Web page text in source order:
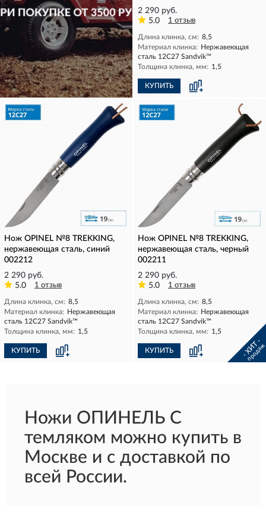
КУПИТЬ
2 290 руб.
5.0
1 отзыв
Длина клинка, см: 8,5
Материал клинка: Нержавеющая
сталь 12С27 Sandvik™
Толщина клинка, мм: 1,5
КУПИТЬ
Нож OPINEL №8 TREKKING,
нержавеющая сталь, синий
002212
2 290 руб.
5.0
1 отзыв
Длина клинка, см: 8,5
Материал клинка: Нержавеющая
сталь 12С27 Sandvik™
Толщина клинка, мм: 1,5
КУПИТЬ
Нож OPINEL №8 TREKKING,
нержавеющая сталь, черный
002211
2 290 руб.
5.0
1 отзыв
Длина клинка, см: 8,5
Материал клинка: Нержавеющая
сталь 12С27 Sandvik™
Толщина клинка, мм: 1,5
КУПИТЬ - ХИТ -
продаж
Ножи ОПИНЕЛЬ С
темляком можно купить в
Москве и с доставкой по
всей России.